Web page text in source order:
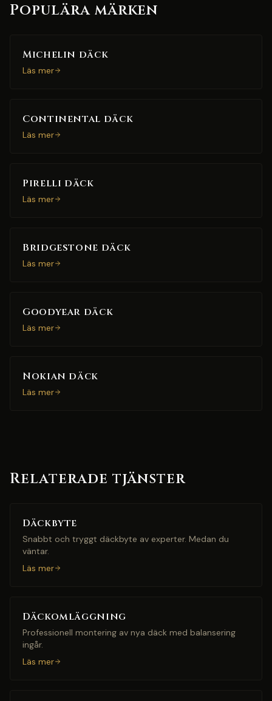
Populära märken
Michelin däck
Läs mer
Continental däck
Läs mer
Pirelli däck
Läs mer
Bridgestone däck
Läs mer
Goodyear däck
Läs mer
Nokian däck
Läs mer
Relaterade tjänster
Däckbyte
Snabbt och tryggt däckbyte av experter. Medan du
väntar.
Läs mer
Däckomläggning
Professionell montering av nya däck med balansering
ingår.
Läs mer